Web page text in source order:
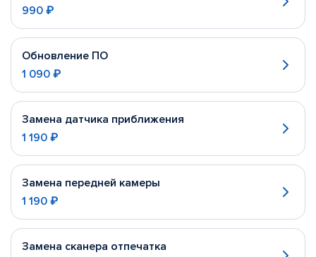
990 ₽
Обновление ПО
1 090 ₽
Замена датчика приближения
1 190 ₽
Замена передней камеры
1 190 ₽
Замена сканера отпечатка